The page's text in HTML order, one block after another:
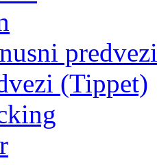
predvezi
(Tippet)